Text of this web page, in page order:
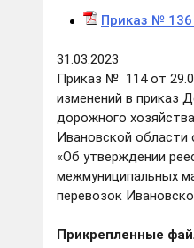
Приказ №
31.03.2023
Приказ № 114 от
изменений в приказ
дорожного
Ивановской области
«Об утверждении
межмуниципальных
перевозок
Прикрепленные